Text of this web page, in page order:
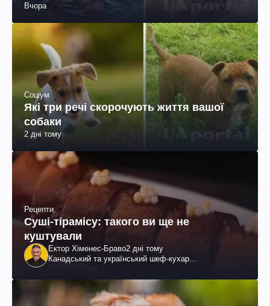
Вчора
Соціум
Які три речі скорочують життя вашої
собаки
2 дні тому
Рецепти
Суші-тірамісу: такого ви ще не
куштували
Ектор Хіменес-Браво2 дні тому
Канадський та український шеф-кухар